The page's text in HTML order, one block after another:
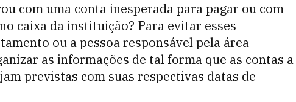
com uma conta inesperada para pagar ou com
caixa da instituição? Para evitar esses
ou a pessoa responsável pela área
as informações de tal forma que as contas a
previstas com suas respectivas datas de